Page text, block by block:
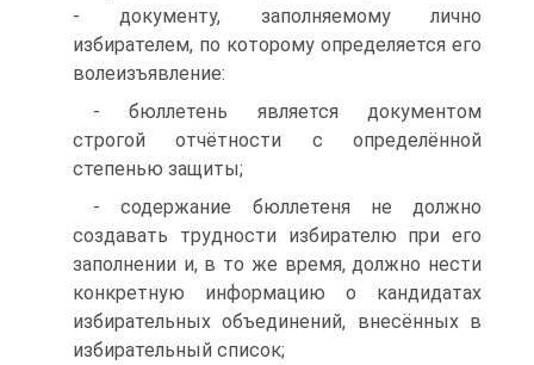
- документу, заполняемому лично
избирателем, по которому определяется его
волеизъявление:
- бюллетень является документом
строгой отчётности с определённой
степенью защиты;
- содержание бюллетеня не должно
создавать трудности избирателю при его
заполнении и, в то же время, должно нести
конкретную информацию о кандидатах
избирательных объединений, внесённых в
избирательный список;